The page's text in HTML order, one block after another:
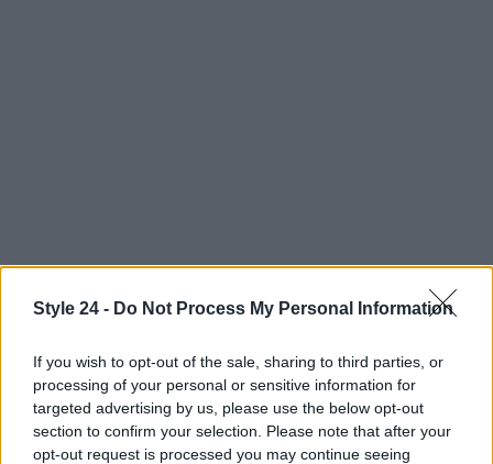
Style 24 - Do Not Process My Personal Information
If you wish to opt-out of the sale, sharing to third parties, or
processing of your personal or sensitive information for
targeted advertising by us, please use the below opt-out
section to confirm your selection. Please note that after your
opt-out request is processed you may continue seeing
Continua a leggere
BELLEZZA